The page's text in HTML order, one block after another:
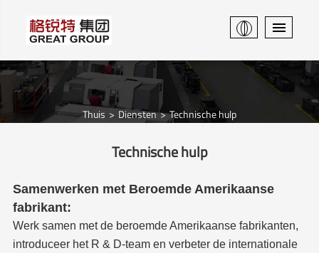
Thuis Diensten Technische hulp
Technische hulp
Samenwerken met Beroemde Amerikaanse
fabrikant:
Werk samen met de beroemde Amerikaanse fabrikanten,
introduceer het R & D-team en verbeter de internationale